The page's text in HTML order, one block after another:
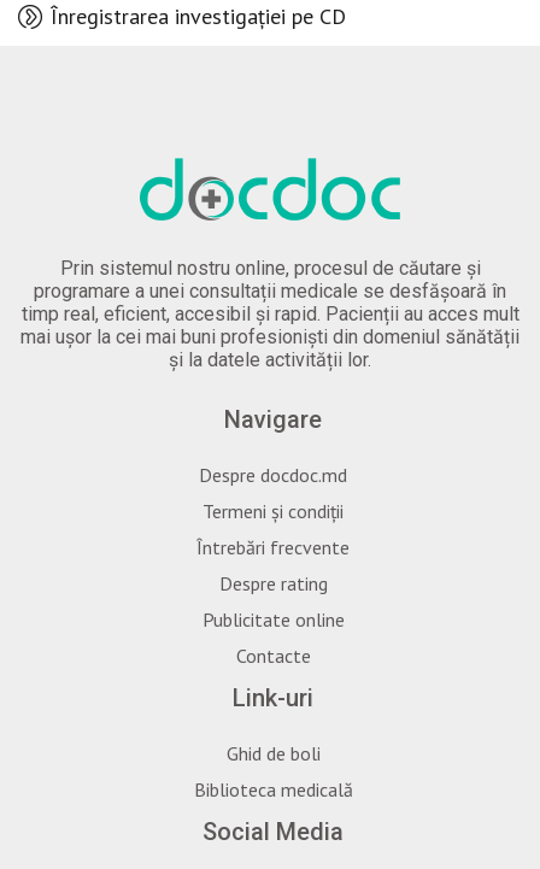
Înregistrarea investigației pe CD
Prin sistemul nostru online, procesul de căutare și
programare a unei consultații medicale se desfășoară în
timp real, eficient, accesibil și rapid. Pacienții au acces mult
mai ușor la cei mai buni profesioniști din domeniul sănătății
și la datele activității lor.
Navigare
Despre docdoc.md
Termeni și condiții
Întrebări frecvente
Despre rating
Publicitate online
Contacte
Link-uri
Ghid de boli
Biblioteca medicală
Social Media